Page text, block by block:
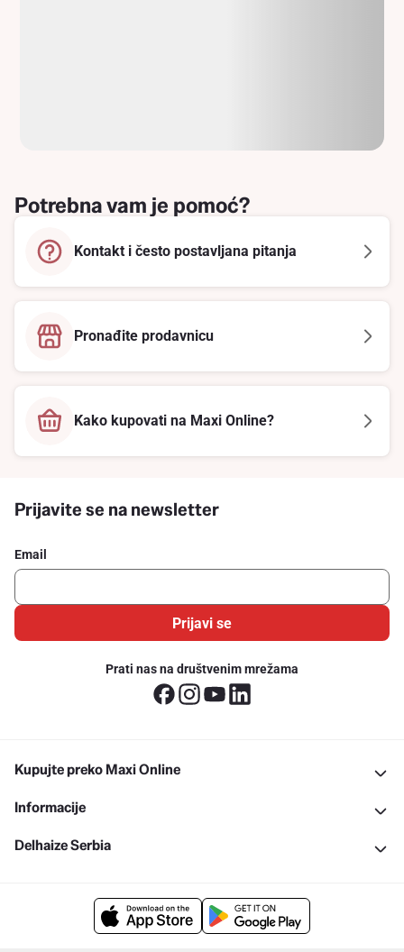
Potrebna vam je pomoć?
Kontakt i često postavljana pitanja
Pronađite prodavnicu
Kako kupovati na Maxi Online?
Prijavite se na newsletter
Email
Prijavi se
Prati nas na društvenim mrežama
Kupujte preko Maxi Online
Informacije
Delhaize Serbia